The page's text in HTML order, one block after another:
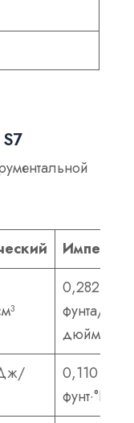
0,282
фунта/
дюйм³
0,110 БТЕ/
фунт·°F